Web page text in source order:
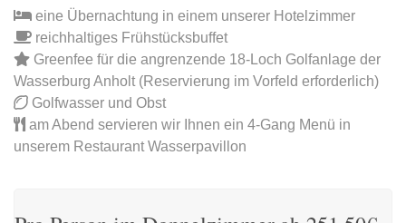
eine Übernachtung in einem unserer Hotelzimmer
reichhaltiges Frühstücksbuffet
Greenfee für die angrenzende 18-Loch Golfanlage der
Wasserburg Anholt (Reservierung im Vorfeld erforderlich)
Golfwasser und Obst
am Abend servieren wir Ihnen ein 4-Gang Menü in
unserem Restaurant Wasserpavillon